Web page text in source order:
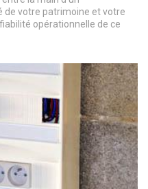
de votre patrimoine et votre
opérationnelle de ce